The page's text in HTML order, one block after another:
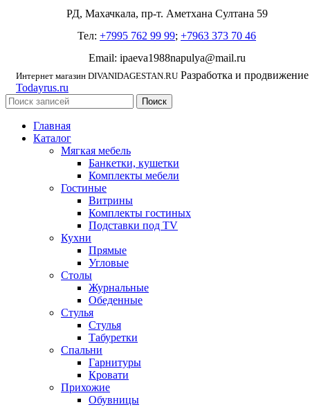
РД, Махачкала, пр-т. Аметхана Султана 59
Тел: +7995 762 99 99; +7963 373 70 46
Email: ipaeva1988napulya@mail.ru
Интернет магазин DIVANIDAGESTAN.RU Разработка и продвижение
Todayrus.ru
Поиск
Главная
Каталог
Мягкая мебель
Банкетки, кушетки
Комплекты мебели
Гостиные
Витрины
Комплекты гостиных
Подставки под TV
Кухни
Прямые
Угловые
Столы
Журнальные
Обеденные
Стулья
Стулья
Табуретки
Спальни
Гарнитуры
Кровати
Прихожие
Обувницы